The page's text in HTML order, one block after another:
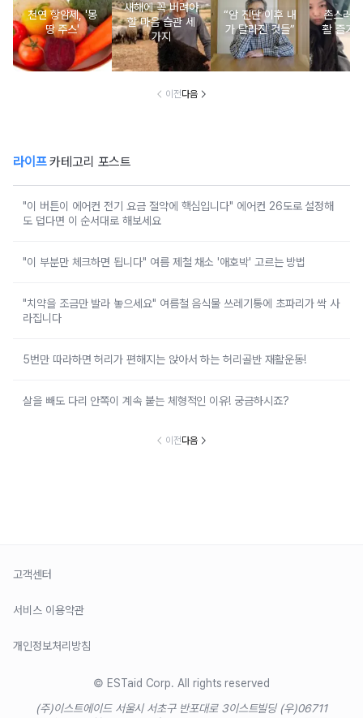
천연 항암제, '몽
땅 주스'
새해에 꼭 버려야
할 마음 습관 세
가지
“암 진단 이후 내
가 달라진 것들”
촌스러
활 즐기
이전다음
라이프카테고리 포스트
"이 버튼이 에어컨 전기 요금 절약에 핵심입니다" 에어컨 26도로 설정해
도 덥다면 이 순서대로 해보세요
"이 부분만 체크하면 됩니다" 여름 제철 채소 '애호박' 고르는 방법
"치약을 조금만 발라 놓으세요" 여름철 음식물 쓰레기통에 초파리가 싹 사
라집니다
5번만 따라하면 허리가 편해지는 앉아서 하는 허리골반 재활운동!
살을 빼도 다리 안쪽이 계속 붙는 체형적인 이유! 궁금하시죠?
이전다음
고객센터
서비스 이용약관
개인정보처리방침
© ESTaid Corp. All rights reserved
(주)이스트에이드 서울시 서초구 반포대로 3이스트빌딩 (우)06711